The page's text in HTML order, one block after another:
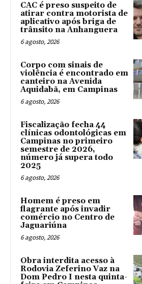
CAC é preso suspeito de
atirar contra motorista de
aplicativo após briga de
trânsito na Anhanguera
6 agosto, 2026
Corpo com sinais de
violência é encontrado em
canteiro na Avenida
Aquidabã, em Campinas
6 agosto, 2026
Fiscalização fecha 44
clínicas odontológicas em
Campinas no primeiro
semestre de 2026,
número já supera todo
2025
6 agosto, 2026
Homem é preso em
flagrante após invadir
comércio no Centro de
Jaguariúna
6 agosto, 2026
Obra interdita acesso à
Rodovia Zeferino Vaz na
Dom Pedro I nesta quinta-